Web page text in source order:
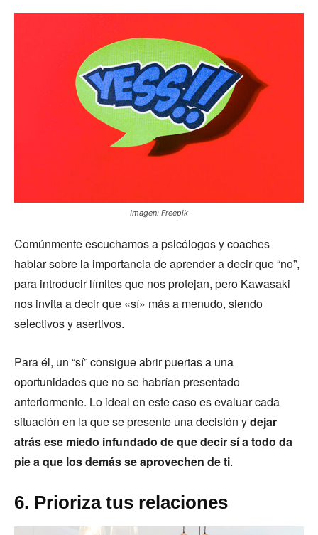
Imagen: Freepik
Comúnmente escuchamos a psicólogos y coaches
hablar sobre la importancia de aprender a decir que “no”,
para introducir límites que nos protejan, pero Kawasaki
nos invita a decir que «sí» más a menudo, siendo
selectivos y asertivos.
Para él, un “sí” consigue abrir puertas a una
oportunidades que no se habrían presentado
anteriormente. Lo ideal en este caso es evaluar cada
situación en la que se presente una decisión ydejar
atrás ese miedo infundado de que decir sí a todo da
pie a que los demás se aprovechen de ti.
6. Prioriza tus relaciones